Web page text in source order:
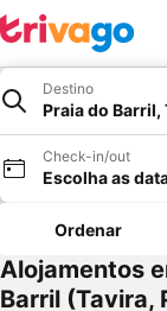
Destino
Praia do Barril,
Check-in/out
Escolha as
Ordenar
Alojamentos
Barril (Tavira,